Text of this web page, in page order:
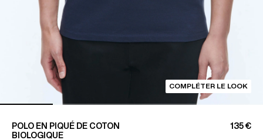
COMPLÉTER LE LOOK
POLO EN PIQUÉ DE COTON
BIOLOGIQUE
135 €